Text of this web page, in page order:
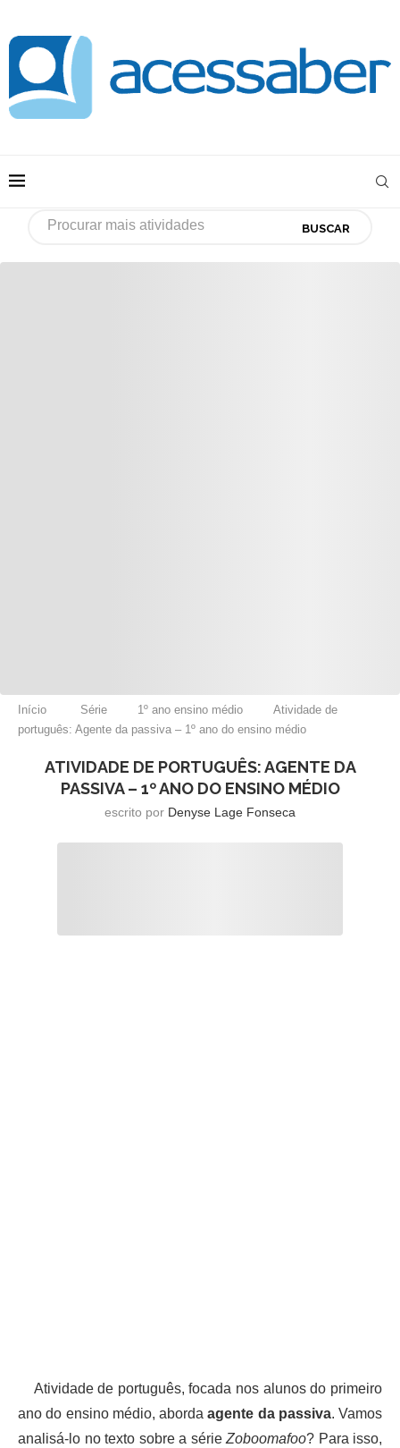
BUSCAR
Início Série 1º ano ensino médio
Atividade de
português: Agente da passiva – 1º ano do ensino médio
ATIVIDADE DE PORTUGUÊS: AGENTE DA
PASSIVA – 1º ANO DO ENSINO MÉDIO
escrito por Denyse Lage Fonseca
Atividade de português, focada nos alunos do primeiro
ano do ensino médio, abordaagente da passiva. Vamos
analisá-lo no texto sobre a série Zoboomafoo? Para isso,